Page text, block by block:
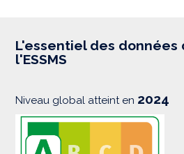
s
i
L'essentiel des
l'ESSMS
Niveau global atteint en 2024